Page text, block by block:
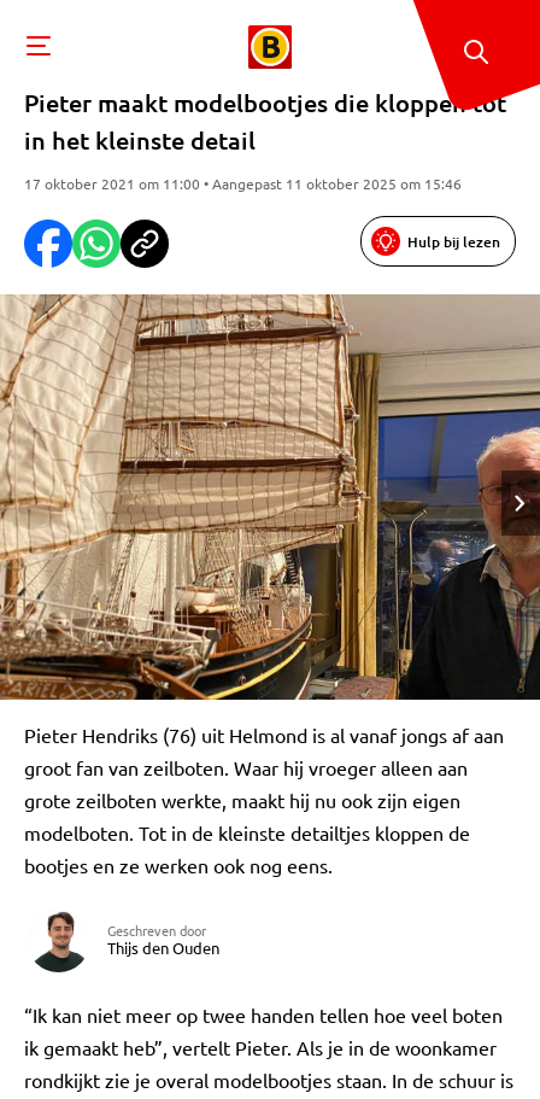
Pieter maakt modelbootjes die kloppen tot
in het kleinste detail
17 oktober 2021 om 11:00 • Aangepast 11 oktober 2025 om 15:46
Hulp bij lezen
Pieter Hendriks (76) uit Helmond is al vanaf jongs af aan
groot fan van zeilboten. Waar hij vroeger alleen aan
grote zeilboten werkte, maakt hij nu ook zijn eigen
modelboten. Tot in de kleinste detailtjes kloppen de
bootjes en ze werken ook nog eens.
Geschreven door
Thijs den Ouden
“Ik kan niet meer op twee handen tellen hoe veel boten
ik gemaakt heb”, vertelt Pieter. Als je in de woonkamer
rondkijkt zie je overal modelbootjes staan. In de schuur is